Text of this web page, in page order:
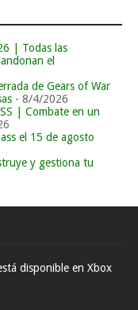
| Todas las
el
de Gears of War
- 8/4/2026
| Combate en un
el 15 de agosto
y gestiona tu
disponible en Xbox